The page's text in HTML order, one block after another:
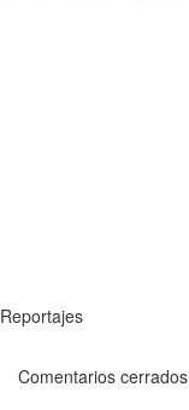
Reportajes
Comentarios cerrados